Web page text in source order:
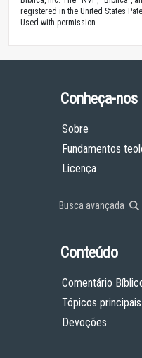
registered in the United States
Used with permission.
Conheça-nos
Sobre
Fundamentos
Licença
Busca avançada
Conteúdo
Comentário
Tópicos principais
Devoções